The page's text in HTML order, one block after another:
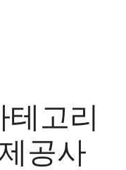
고리
공사